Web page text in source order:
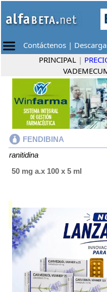
Contáctenos |
PRINCIPAL |
FENDIBINA
ranitidina
50 mg a.x 100 x 5 ml
FENDIBINA
producido por
y cuenta
Explorar más
Otros productos con
Otros productos de